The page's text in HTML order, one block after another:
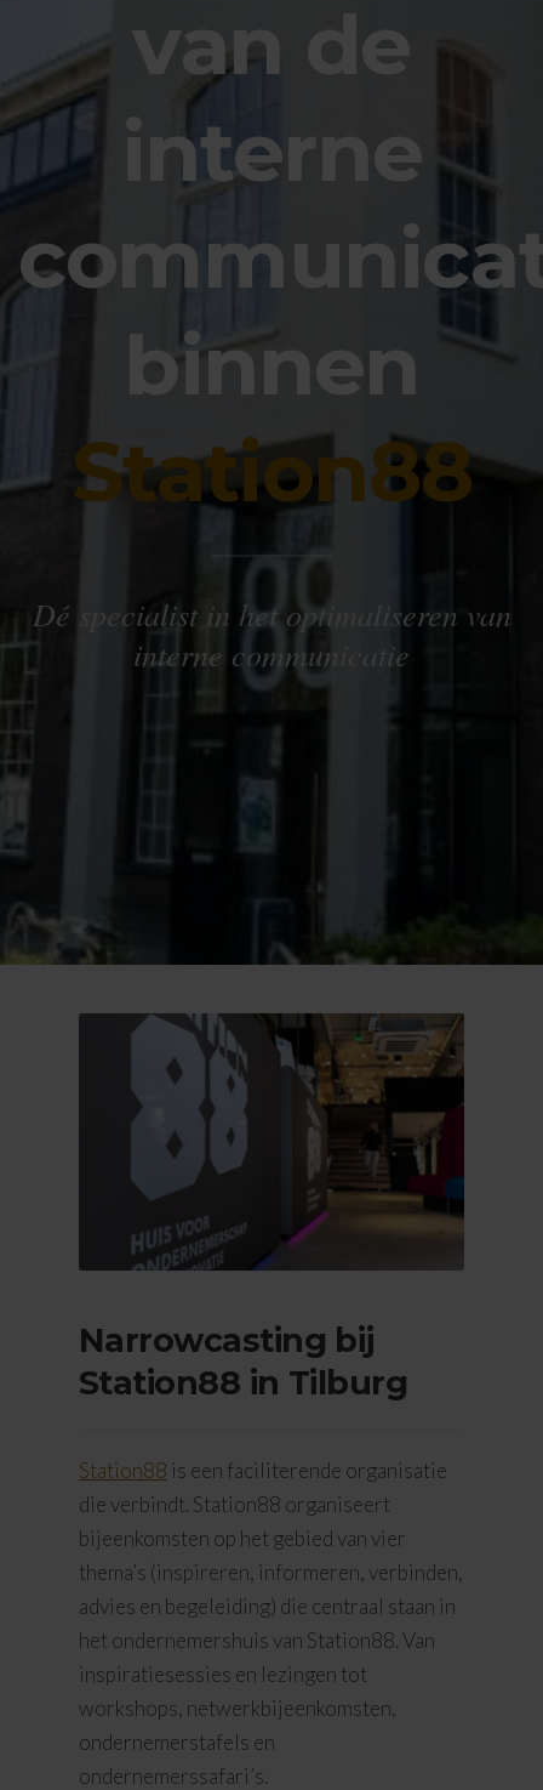
van de
interne
binnen
Station88
Dé specialist in het optimaliseren van
interne communicatie
Narrowcasting bij
Station88 in Tilburg
Station88 is een faciliterende organisatie
die verbindt. Station88 organiseert
bijeenkomsten op het gebied van vier
thema’s (inspireren, informeren, verbinden,
advies en begeleiding) die centraal staan in
het ondernemershuis van Station88. Van
inspiratiesessies en lezingen tot
workshops, netwerkbijeenkomsten,
ondernemerstafels en
ondernemerssafari’s.